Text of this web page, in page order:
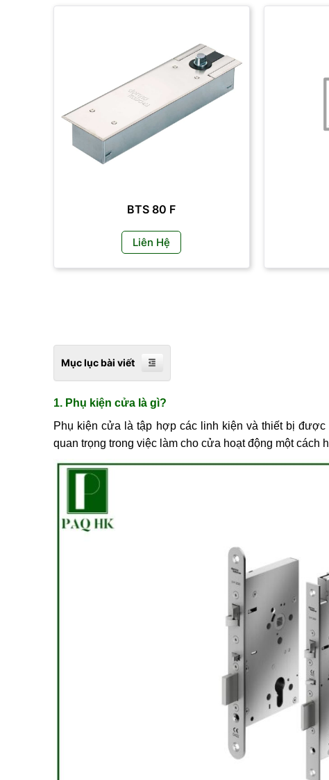
BTS 80 F
Liên Hệ
Mục lục bài viết
1. Phụ kiện cửa là gì?
Phụ kiện cửa là tập hợp các linh kiện và thiết bị
quan trọng trong việc làm cho cửa hoạt động một cách